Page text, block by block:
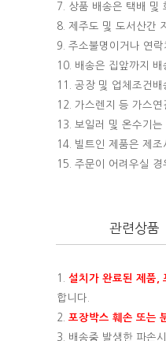
7. 상품 배송은 택배 및
8. 제주도 및 도서산간
9. 주소불명이거나 연
10. 배송은 집앞까지
11. 공장 및 업체조건
12. 가스렌지 등 가스
13. 보일러 및 온수기
14. 빌트인 제품은 제
15. 주문이 어려우실
관련상품
1. 설치가 완료된 제품,
합니다.
2. 포장박스 훼손 또는
3. 배송중 발생한 파손